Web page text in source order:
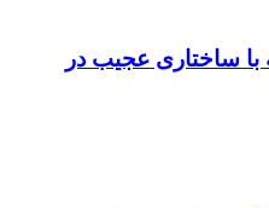
ساختاری عجیب در